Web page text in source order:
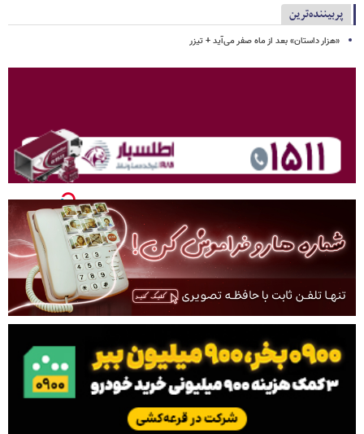
پربیننده‌ترین
«هزار داستان» بعد از ماه صفر می‌آید + تیزر